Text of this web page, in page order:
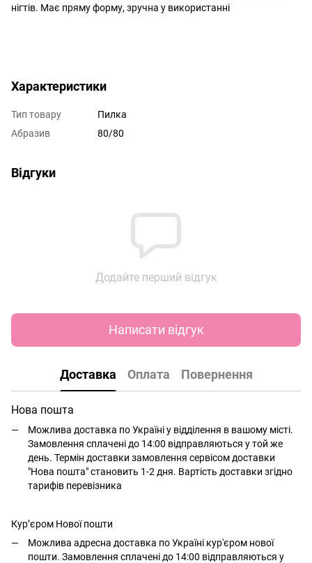
нігтів. Має пряму форму, зручна у використанні
Характеристики
Тип товару
Пилка
Абразив
80/80
Відгуки
Додайте перший відгук
Написати відгук
Доставка Оплата Повернення
Нова пошта
Можлива доставка по Україні у відділення в вашому місті.
Замовлення сплачені до 14:00 відправляються у той же
день. Термін доставки замовлення сервісом доставки
"Нова пошта" становить 1-2 дня. Вартість доставки згідно
тарифів перевізника
Кур’єром Нової пошти
Можлива адресна доставка по Україні кур'єром нової
пошти. Замовлення сплачені до 14:00 відправляються у